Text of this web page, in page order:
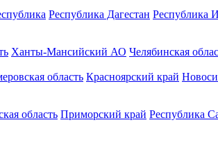
Республика Дагестан Республика
Ханты-Мансийский АО Челябинская
область Красноярский край
область Приморский край Республика